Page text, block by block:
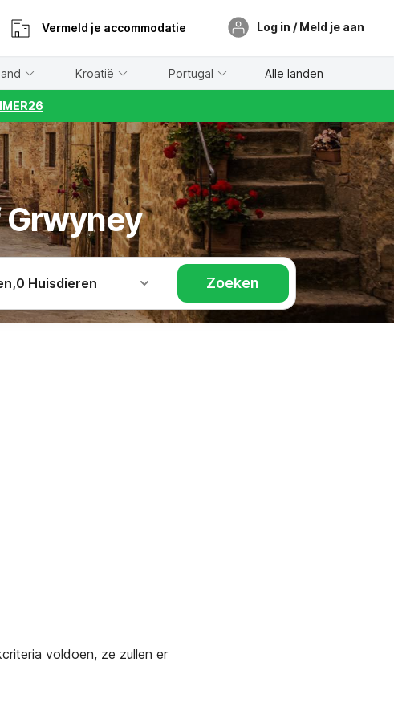
Vermeld je accommodatie Log in / Meld je aan
Kroatië Portugal Alle landen
,0 Huisdieren Zoeken
voldoen, ze zullen er